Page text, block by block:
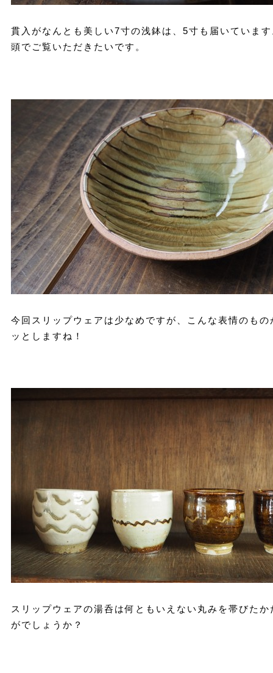
貫入がなんとも美しい7寸の浅鉢は、5寸も届いていま
頭でご覧いただきたいです。
今回スリップウェアは少なめですが、こんな表情のも
ッとしますね！
スリップウェアの湯呑は何ともいえない丸みを帯びた
がでしょうか？